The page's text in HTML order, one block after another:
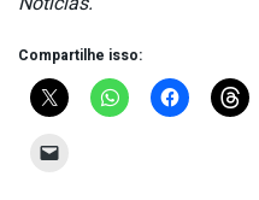
Compartilhe isso: